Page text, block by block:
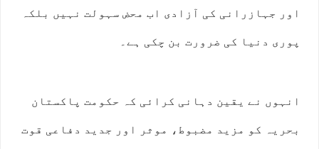
اور جہازرانی کی آزادی اب محض سہولت نہیں بلکہ
پوری دنیا کی ضرورت بن چکی ہے۔
انہوں نے یقین دہانی کرائی کہ حکومت پاکستان
بحریہ کو مزید مضبوط، موثر اور جدید دفاعی قوت